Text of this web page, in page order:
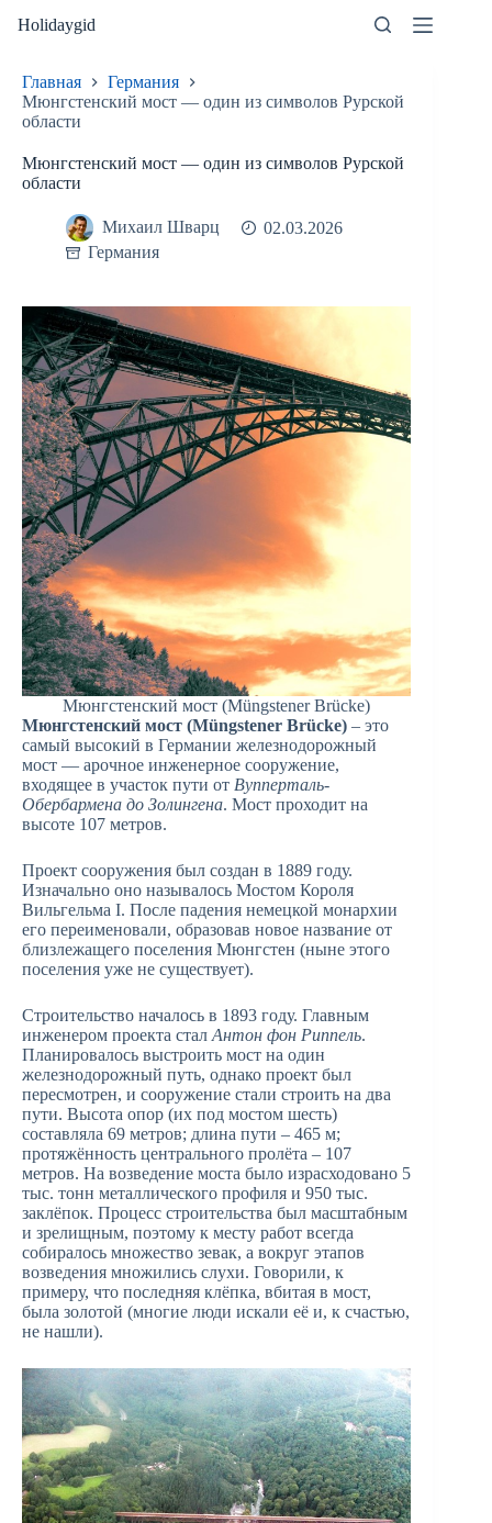
Holidaygid
Главная
Германия
Мюнгстенский мост — один из символов Рурской
области
Мюнгстенский мост — один из символов Рурской
области
Михаил Шварц
02.03.2026
Германия
Мюнгстенский мост (Müngstener Brücke)
Мюнгстенский мост (Müngstener Brücke) – это
самый высокий в Германии железнодорожный
мост — арочное инженерное сооружение,
входящее в участок пути от Вупперталь-
Обербармена до Золингена. Мост проходит на
высоте 107 метров.
Проект сооружения был создан в 1889 году.
Изначально оно называлось Мостом Короля
Вильгельма I. После падения немецкой монархии
его переименовали, образовав новое название от
близлежащего поселения Мюнгстен (ныне этого
поселения уже не существует).
Строительство началось в 1893 году. Главным
инженером проекта стал Антон фон Риппель.
Планировалось выстроить мост на один
железнодорожный путь, однако проект был
пересмотрен, и сооружение стали строить на два
пути. Высота опор (их под мостом шесть)
составляла 69 метров; длина пути – 465 м;
протяжённость центрального пролёта – 107
метров. На возведение моста было израсходовано 5
тыс. тонн металлического профиля и 950 тыс.
заклёпок. Процесс строительства был масштабным
и зрелищным, поэтому к месту работ всегда
собиралось множество зевак, а вокруг этапов
возведения множились слухи. Говорили, к
примеру, что последняя клёпка, вбитая в мост,
была золотой (многие люди искали её и, к счастью,
не нашли).